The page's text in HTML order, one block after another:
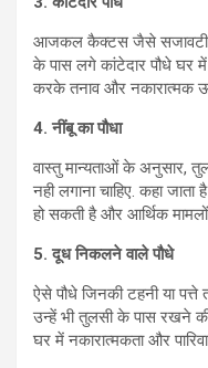
आजकल कैक्टस जैसे सजावटी
के पास लगे कांटेदार पौधे घर
करके तनाव और नकारात्मक
4.नींबू का पौधा
वास्तु मान्यताओं के अनुसार,
नही लगाना चाहिए. कहा
हो सकती है और आर्थिक
5.दूध निकलने वाले पौधे
ऐसे पौधे जिनकी टहनी या
उन्हें भी तुलसी के पास रखने
घर में नकारात्मकता और